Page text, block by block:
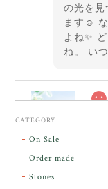
の光を見
ます☺️
よね✨
ね。 い
ンダラで感動し
CATEGORY
On Sale
Order made
Stones